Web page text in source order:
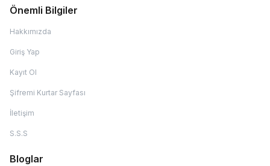
Önemli Bilgiler
Hakkımızda
Giriş Yap
Kayıt Ol
Şifremi Kurtar Sayfası
İletişim
S.S.S
Bloglar